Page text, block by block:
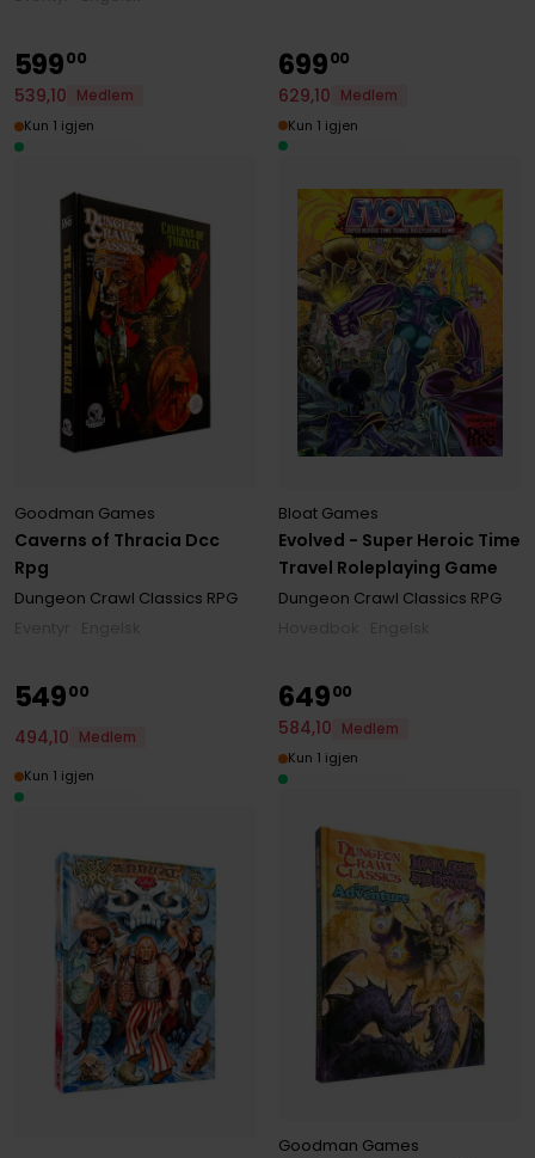
Caverns of Thracia Dcc
Rpg
Goodman Games
Dungeon Crawl Classics RPG
59900
539,10
Medlem
Kun 1 igjen
Evolved - Super Heroic Time
Travel Roleplaying Game
Bloat Games
Dungeon Crawl Classics RPG
69900
629,10
Medlem
Kun 1 igjen
54900
494,10
Medlem
Kun 1 igjen
Goodman Games
64900
584,10
Medlem
Kun 1 igjen